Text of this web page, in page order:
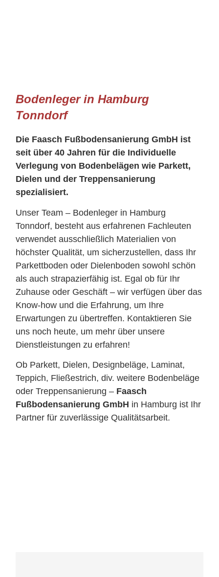
Bodenleger in Hamburg
Tonndorf
Die Faasch Fußbodensanierung GmbH ist
seit über 40 Jahren für die Individuelle
Verlegung von Bodenbelägen wie Parkett,
Dielen und der Treppensanierung
spezialisiert.
Unser Team – Bodenleger in Hamburg
Tonndorf, besteht aus erfahrenen Fachleuten
verwendet ausschließlich Materialien von
höchster Qualität, um sicherzustellen, dass Ihr
Parkettboden oder Dielenboden sowohl schön
als auch strapazierfähig ist. Egal ob für Ihr
Zuhause oder Geschäft – wir verfügen über das
Know-how und die Erfahrung, um Ihre
Erwartungen zu übertreffen. Kontaktieren Sie
uns noch heute, um mehr über unsere
Dienstleistungen zu erfahren!
Ob Parkett, Dielen, Designbeläge, Laminat,
Teppich, Fließestrich, div. weitere Bodenbeläge
oder Treppensanierung – Faasch
Fußbodensanierung GmbH in Hamburg ist Ihr
Partner für zuverlässige Qualitätsarbeit.